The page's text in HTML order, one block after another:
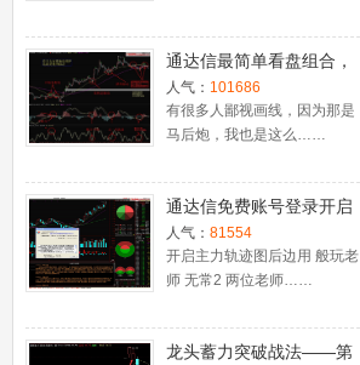
通达信最简单看盘组合，
抓强势股双头的超短线盈
利－－之五（均线战法找
心脏）
人气： 101686
有很多人鄙视画线，因为那是
马后炮，我也是这么……
通达信免费账号登录开启
十档框和调用主力监控教
程
人气： 81554
开启主力轨迹图后边用 般玩老
师 无常2 两位老师……
龙头蓄力突破战法——第